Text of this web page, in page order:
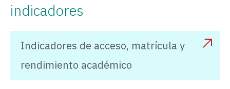
indicadores
Indicadores de acceso, matrícula y
rendimiento académico